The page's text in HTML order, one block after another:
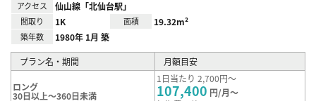
アクセス 仙山線「北仙台駅」
間取り 1K 面積 19.32m²
築年数 1980年 1月 築
プラン名・期間 月額目安
ロング
30日以上～360日未満
1日当たり 2,700円～
107,400 円/月～